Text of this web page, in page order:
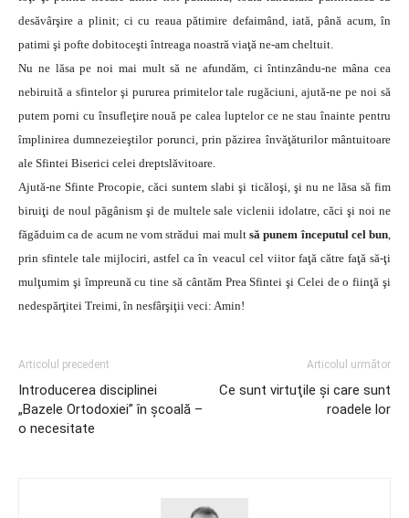
desăvârşire a plinit; ci cu reaua pătimire defaimând, iată, până acum, în
patimi şi pofte dobitoceşti întreaga noastră viaţă ne-am cheltuit.
Nu ne lăsa pe noi mai mult să ne afundăm, ci întinzându-ne mâna cea
nebiruită a sfintelor şi pururea primitelor tale rugăciuni, ajută-ne pe noi să
putem porni cu însufleţire nouă pe calea luptelor ce ne stau înainte pentru
împlinirea dumnezeieştilor porunci, prin păzirea învăţăturilor mântuitoare
ale Sfintei Biserici celei dreptslăvitoare.
Ajută-ne Sfinte Procopie, căci suntem slabi şi ticăloşi, şi nu ne lăsa să fim
biruiţi de noul păgânism şi de multele sale viclenii idolatre, căci şi noi ne
făgăduim ca de acum ne vom strădui mai multsă punem începutul cel bun
prin sfintele tale mijlociri, astfel ca în veacul cel viitor faţă către faţă să-ţi
mulţumim şi împreună cu tine să cântăm Prea Sfintei şi Celei de o fiinţă şi
nedespărţitei Treimi, în nesfârşiţii veci: Amin!
Articolul precedent
Introducerea disciplinei
„Bazele Ortodoxiei” în şcoală –
o necesitate
Articolul următor
Ce sunt virtuţile şi care sunt
roadele lor